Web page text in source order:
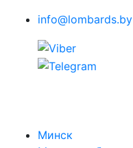
Минск
info@lombards.by